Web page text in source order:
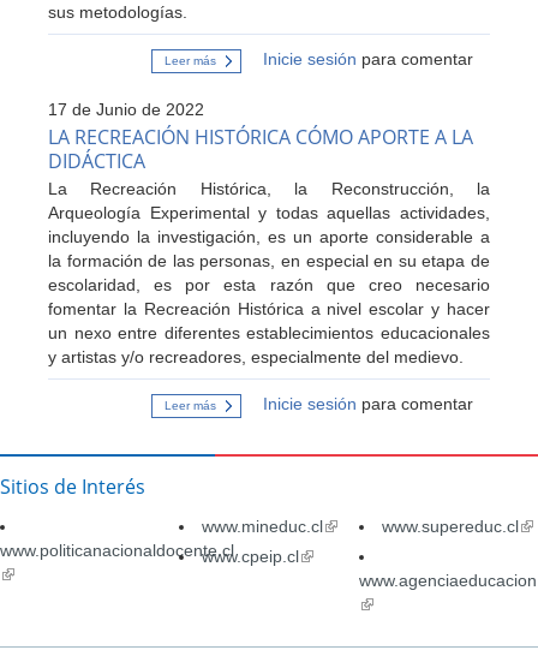
sus metodologías.
Leer más sobre
Didáctica
de
Inicie sesión para comentar
17 de Junio de 2022
LA RECREACIÓN HISTÓRICA CÓMO APORTE A LA
DIDÁCTICA
La Recreación Histórica, la Reconstrucción, la
Arqueología Experimental y todas aquellas actividades,
incluyendo la investigación, es un aporte considerable a
la formación de las personas, en especial en su etapa de
escolaridad, es por esta razón que creo necesario
fomentar la Recreación Histórica a nivel escolar y hacer
un nexo entre diferentes establecimientos educacionales
y artistas y/o recreadores, especialmente del medievo.
Leer más sobre
HISTÓRICA
LA
Inicie sesión para comentar
Sitios de Interés
www.politicanacionaldocente.cl
(link
www.mineduc.cl(link
external)
www.supereduc.cl
www.cpeip.cl(link
external)(link
external)